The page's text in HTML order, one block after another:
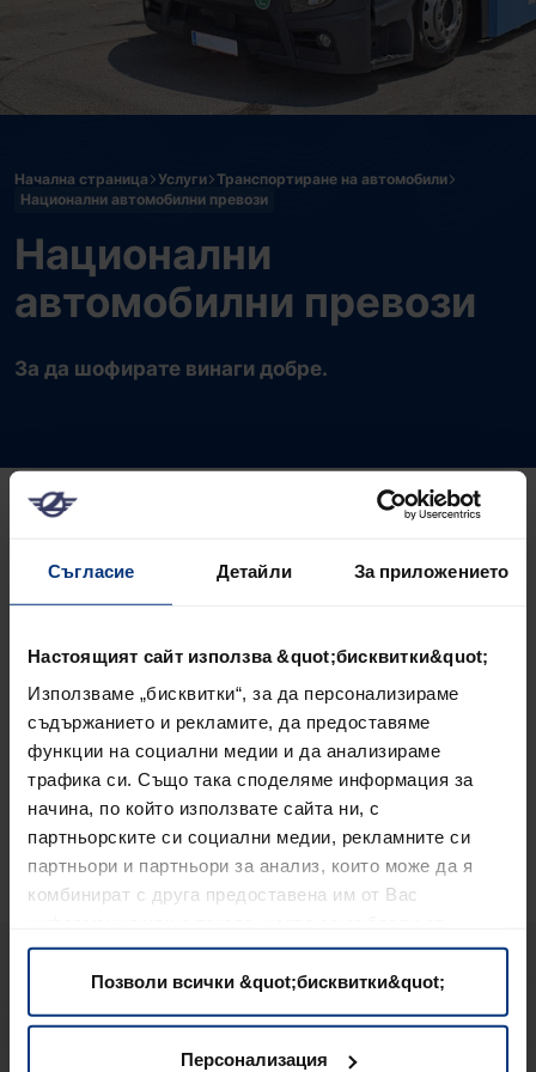
Съгласие Детайли За приложението
Настоящият сайт използва &quot;бисквитки&quot;
Използваме „бисквитки“, за да персонализираме
съдържанието и рекламите, да предоставяме
функции на социални медии и да анализираме
трафика си. Също така споделяме информация за
начина, по който използвате сайта ни, с
партньорските си социални медии, рекламните си
партньори и партньори за анализ, които може да я
комбинират с друга предоставена им от Вас
ползването от Ваша страна на услугите им.
Позволи всички &quot;бисквитки&quot;
Персонализация
Начална страница Услуги Транспортиране на автомобили
Национални автомобилни превози
Национални
автомобилни превози
За да шофирате винаги добре.
Lagermax е една от най-важните компании за
автомобилна логистика в Австрия. Със своите
пристанището на Виена, Lagermax Autotransport
автомобилната логистика
В допълнение към дистрибуцията на
автомобили, Lagermax предлага широка гама от
услуги с добавена стойноств автомобилния
сектор.
Искате да направите заявка за
национален превоз на